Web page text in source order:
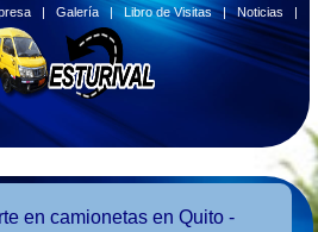
|Galería |Libro de Visitas|Noticias |
en camionetas en Quito -